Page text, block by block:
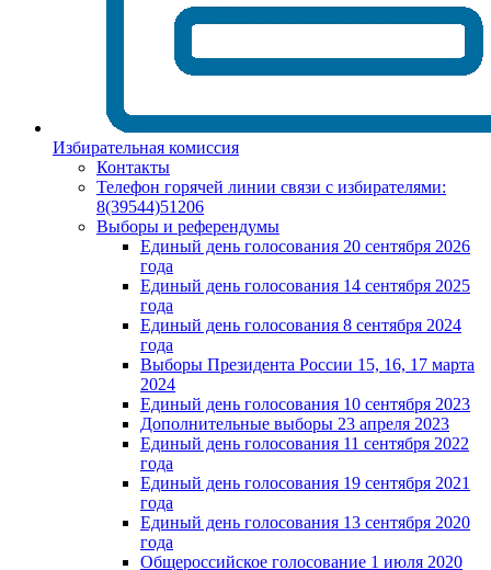
Избирательная комиссия
Контакты
Телефон горячей линии связи с избирателями:
8(39544)51206
Выборы и референдумы
Единый день голосования 20 сентября 2026
года
Единый день голосования 14 сентября 2025
года
Единый день голосования 8 сентября 2024
года
Выборы Президента России 15, 16, 17 марта
2024
Единый день голосования 10 сентября 2023
Дополнительные выборы 23 апреля 2023
Единый день голосования 11 сентября 2022
года
Единый день голосования 19 сентября 2021
года
Единый день голосования 13 сентября 2020
года
Общероссийское голосование 1 июля 2020